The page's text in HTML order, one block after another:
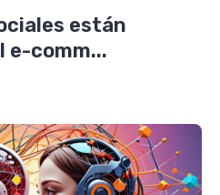
están
e-comm...